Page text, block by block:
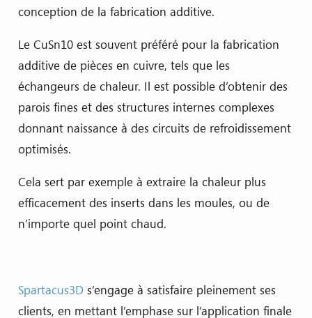
conception de la fabrication additive.
Le CuSn10 est souvent préféré pour la fabrication
additive de pièces en cuivre, tels que les
échangeurs de chaleur. Il est possible d’obtenir des
parois fines et des structures internes complexes
donnant naissance à des circuits de refroidissement
optimisés.
Cela sert par exemple à extraire la chaleur plus
efficacement des inserts dans les moules, ou de
n’importe quel point chaud.
Spartacus3D s’engage à satisfaire pleinement ses
clients, en mettant l’emphase sur l’application finale